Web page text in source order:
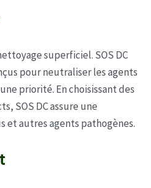
superficiel. SOS DC
pour neutraliser les agents
priorité. En choisissant des
SOS DC assure une
et autres agents pathogènes.